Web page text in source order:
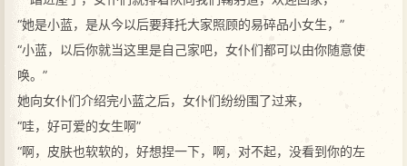
“她是小蓝，是从今以后要拜托大家照顾的易碎品小女生，”
“小蓝，以后你就当这里是自己家吧，女仆们都可以由你随意使
唤。”
她向女仆们介绍完小蓝之后，女仆们纷纷围了过来，
“哇，好可爱的女生啊”
“啊，皮肤也软软的，好想捏一下，啊，对不起，没看到你的左